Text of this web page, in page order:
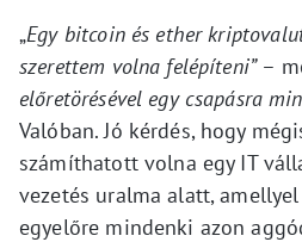
„Egy bitcoin és ether
szerettem volna felépíteni”–
előretörésével egy csapásra
Valóban. Jó kérdés, hogy
számíthatott volna egy IT
vezetés uralma alatt,
egyelőre mindenki azon